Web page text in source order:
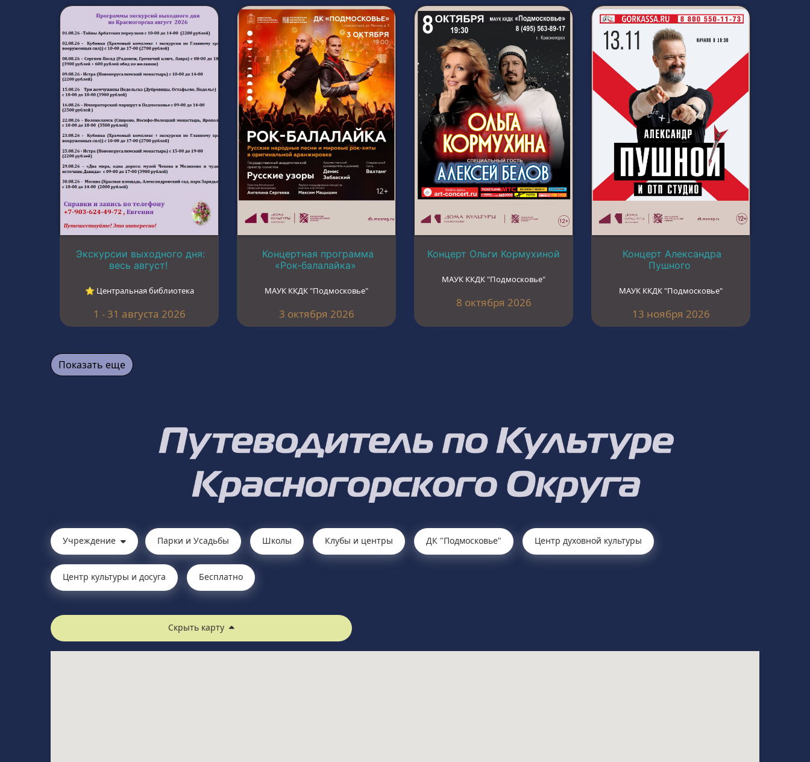
Экскурсии выходного дня:
весь август!
⭐︎ Центральная библиотека
1 - 31 августа 2026
Концертная программа
«Рок-балалайка»
МАУК ККДК "Подмосковье"
3 октября 2026
Концерт Ольги Кормухиной
МАУК ККДК "Подмосковье"
8 октября 2026
Концерт Александра
Пушного
МАУК ККДК "Подмосковье"
13 ноября 2026
Показать еще
Учреждение Парки и Усадьбы Школы Клубы и центры ДК "Подмосковье" Центр духовной культуры
Центр культуры и досуга Бесплатно
Скрыть карту